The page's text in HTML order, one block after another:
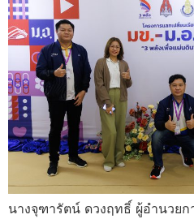
นางจุฑารัตน์ ดวงฤทธิ์ ผู้อำนวย